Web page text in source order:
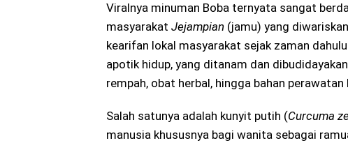
Viralnya minuman Boba ternyata sangat
masyarakat Jejampian (jamu) yang
kearifan lokal masyarakat sejak zaman
apotik hidup, yang ditanam dan
rempah, obat herbal, hingga bahan perawatan
Salah satunya adalah kunyit putih (Curcuma
manusia khususnya bagi wanita sebagai